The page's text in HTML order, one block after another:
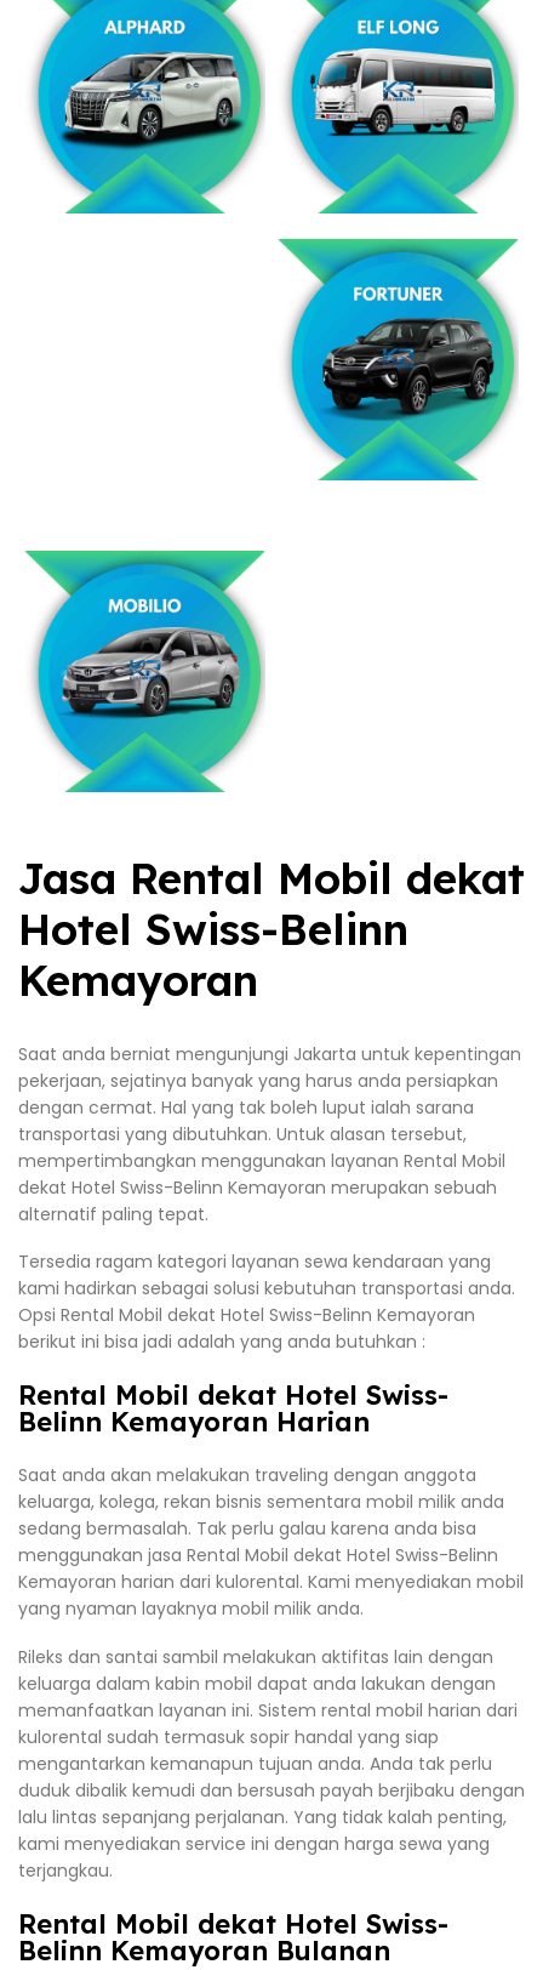
Jasa Rental Mobil dekat
Hotel Swiss-Belinn
Kemayoran
Saat anda berniat mengunjungi Jakarta untuk kepentingan
pekerjaan, sejatinya banyak yang harus anda persiapkan
dengan cermat. Hal yang tak boleh luput ialah sarana
transportasi yang dibutuhkan. Untuk alasan tersebut,
mempertimbangkan menggunakan layanan Rental Mobil
dekat Hotel Swiss-Belinn Kemayoran merupakan sebuah
alternatif paling tepat.
Tersedia ragam kategori layanan sewa kendaraan yang
kami hadirkan sebagai solusi kebutuhan transportasi anda.
Opsi Rental Mobil dekat Hotel Swiss-Belinn Kemayoran
berikut ini bisa jadi adalah yang anda butuhkan :
Rental Mobil dekat Hotel Swiss-
Belinn Kemayoran Harian
Saat anda akan melakukan traveling dengan anggota
keluarga, kolega, rekan bisnis sementara mobil milik anda
sedang bermasalah. Tak perlu galau karena anda bisa
menggunakan jasa Rental Mobil dekat Hotel Swiss-Belinn
Kemayoran harian dari kulorental. Kami menyediakan mobil
yang nyaman layaknya mobil milik anda.
Rileks dan santai sambil melakukan aktifitas lain dengan
keluarga dalam kabin mobil dapat anda lakukan dengan
memanfaatkan layanan ini. Sistem rental mobil harian dari
kulorental sudah termasuk sopir handal yang siap
mengantarkan kemanapun tujuan anda. Anda tak perlu
duduk dibalik kemudi dan bersusah payah berjibaku dengan
lalu lintas sepanjang perjalanan. Yang tidak kalah penting,
kami menyediakan service ini dengan harga sewa yang
terjangkau.
Rental Mobil dekat Hotel Swiss-
Belinn Kemayoran Bulanan